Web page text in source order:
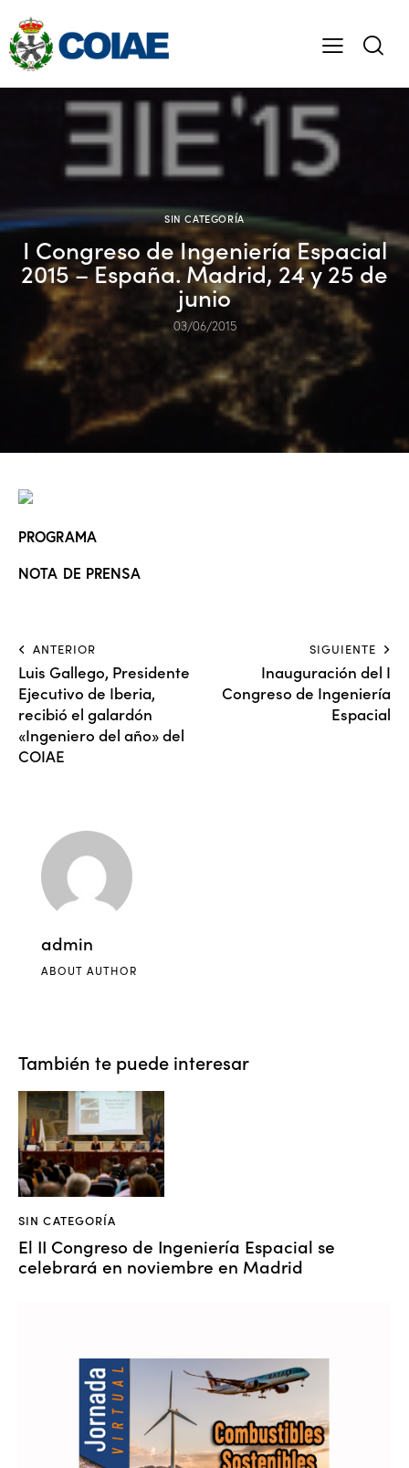
SIN CATEGORÍA
I Congreso de Ingeniería Espacial
2015 – España. Madrid, 24 y 25 de
junio
03/06/2015
PROGRAMA
NOTA DE PRENSA
ANTERIOR
Luis Gallego, Presidente
Ejecutivo de Iberia,
recibió el galardón
«Ingeniero del año» del
COIAE
SIGUIENTE
Inauguración del I
Congreso de Ingeniería
Espacial
admin
ABOUT AUTHOR
También te puede interesar
SIN CATEGORÍA
El II Congreso de Ingeniería Espacial se
celebrará en noviembre en Madrid